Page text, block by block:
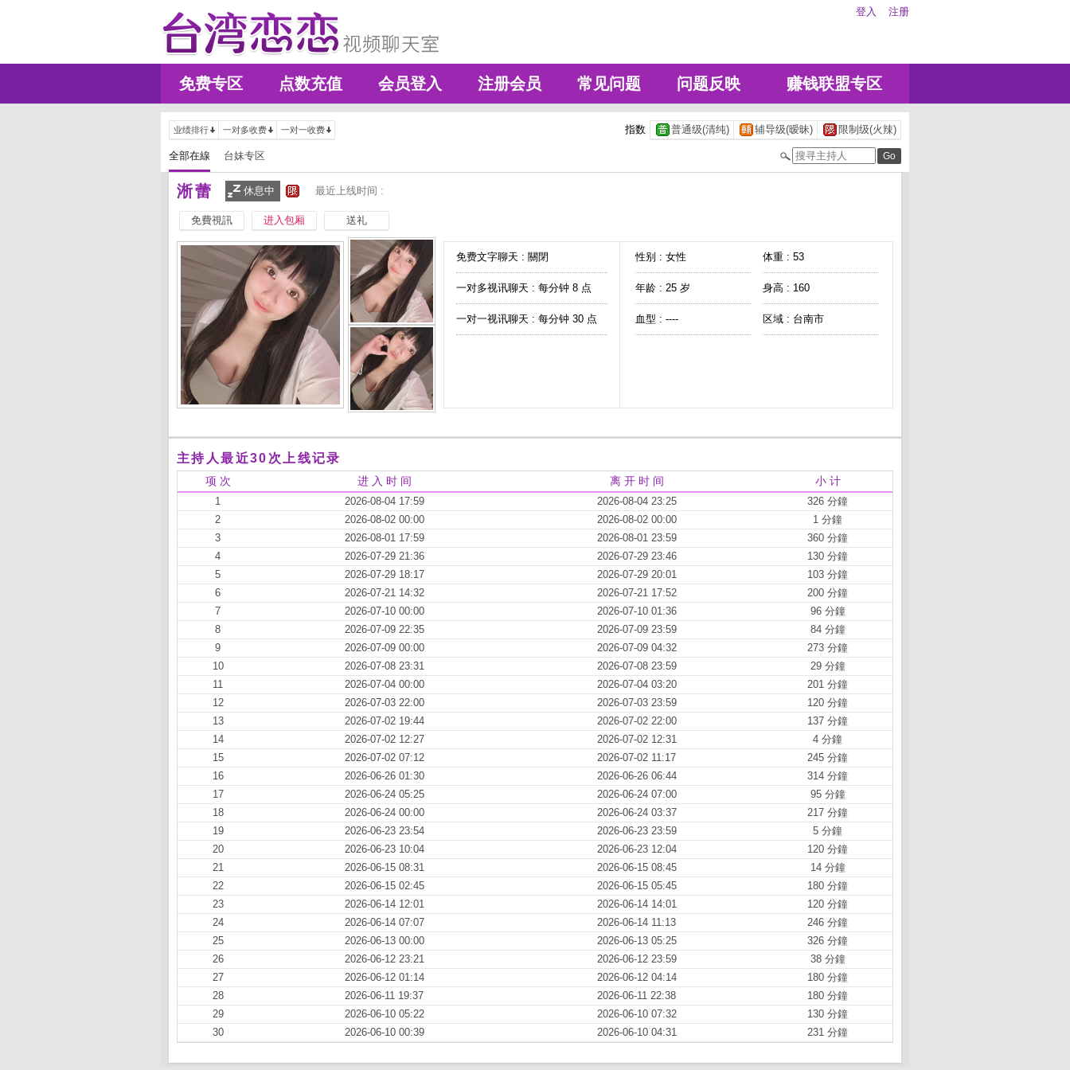
登入 注册
免费专区 点数充值 会员登入 注册会员 常见问题 问题反映 赚钱联盟专区
业绩排行 一对多收费 一对一收费 指数 普通级(清纯) 辅导级(暧昧) 限制级(火辣)
全部在線 台妹专区
淅蕾 休息中 最近上线时间 :
免費視訊 进入包厢 送礼
免费文字聊天 : 關閉
一对多视讯聊天 : 每分钟 8 点
一对一视讯聊天 : 每分钟 30 点
性别 : 女性 体重 : 53
年龄 : 25 岁 身高 : 160
血型 : ---- 区域 : 台南市
主持人最近30次上线记录
项 次 进 入 时 间 离 开 时 间 小 计
1 2026-08-04 17:59 2026-08-04 23:25
326 分鐘
2
2026-08-02 00:00 2026-08-02 00:00
1 分鐘
3
2026-08-01 17:59 2026-08-01 23:59
360 分鐘
4
2026-07-29 21:36 2026-07-29 23:46
130 分鐘
5
2026-07-29 18:17 2026-07-29 20:01
103 分鐘
6
2026-07-21 14:32 2026-07-21 17:52
200 分鐘
7
2026-07-10 00:00 2026-07-10 01:36
96 分鐘
8
2026-07-09 22:35 2026-07-09 23:59
84 分鐘
9
2026-07-09 00:00 2026-07-09 04:32
273 分鐘
10
2026-07-08 23:31 2026-07-08 23:59
29 分鐘
11
2026-07-04 00:00 2026-07-04 03:20
201 分鐘
12
2026-07-03 22:00 2026-07-03 23:59
120 分鐘
13
2026-07-02 19:44 2026-07-02 22:00
137 分鐘
14
2026-07-02 12:27 2026-07-02 12:31
4 分鐘
15
2026-07-02 07:12 2026-07-02 11:17
245 分鐘
16
2026-06-26 01:30 2026-06-26 06:44
314 分鐘
17
2026-06-24 05:25 2026-06-24 07:00
95 分鐘
18
2026-06-24 00:00 2026-06-24 03:37
217 分鐘
19
2026-06-23 23:54 2026-06-23 23:59
5 分鐘
20
2026-06-23 10:04 2026-06-23 12:04
120 分鐘
21
2026-06-15 08:31 2026-06-15 08:45
14 分鐘
22
2026-06-15 02:45 2026-06-15 05:45
180 分鐘
23
2026-06-14 12:01 2026-06-14 14:01
120 分鐘
24
2026-06-14 07:07 2026-06-14 11:13
246 分鐘
25
2026-06-13 00:00 2026-06-13 05:25
326 分鐘
26
2026-06-12 23:21 2026-06-12 23:59
38 分鐘
27
2026-06-12 01:14 2026-06-12 04:14
180 分鐘
28
2026-06-11 19:37 2026-06-11 22:38
180 分鐘
29
2026-06-10 05:22 2026-06-10 07:32
130 分鐘
30
2026-06-10 00:39 2026-06-10 04:31 231 分鐘